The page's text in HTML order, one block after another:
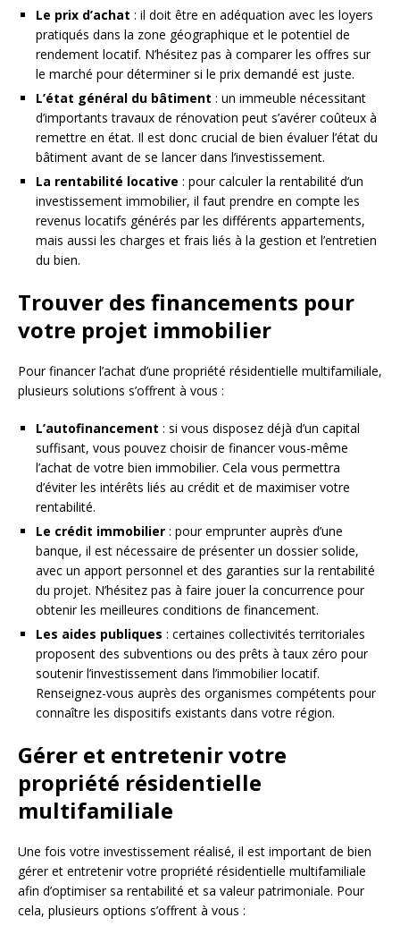
Le prix d’achat : il doit être en adéquation avec les loyers
pratiqués dans la zone géographique et le potentiel de
rendement locatif. N’hésitez pas à comparer les offres sur
le marché pour déterminer si le prix demandé est juste.
L’état général du bâtiment : un immeuble nécessitant
d’importants travaux de rénovation peut s’avérer coûteux à
remettre en état. Il est donc crucial de bien évaluer l’état du
bâtiment avant de se lancer dans l’investissement.
La rentabilité locative : pour calculer la rentabilité d’un
investissement immobilier, il faut prendre en compte les
revenus locatifs générés par les différents appartements,
mais aussi les charges et frais liés à la gestion et l’entretien
du bien.
Trouver des financements pour
votre projet immobilier
Pour financer l’achat d’une propriété résidentielle multifamiliale,
plusieurs solutions s’offrent à vous :
L’autofinancement : si vous disposez déjà d’un capital
suffisant, vous pouvez choisir de financer vous-même
l’achat de votre bien immobilier. Cela vous permettra
d’éviter les intérêts liés au crédit et de maximiser votre
rentabilité.
Le crédit immobilier : pour emprunter auprès d’une
banque, il est nécessaire de présenter un dossier solide,
avec un apport personnel et des garanties sur la rentabilité
du projet. N’hésitez pas à faire jouer la concurrence pour
obtenir les meilleures conditions de financement.
Les aides publiques : certaines collectivités territoriales
proposent des subventions ou des prêts à taux zéro pour
soutenir l’investissement dans l’immobilier locatif.
Renseignez-vous auprès des organismes compétents pour
connaître les dispositifs existants dans votre région.
Gérer et entretenir votre
propriété résidentielle
multifamiliale
Une fois votre investissement réalisé, il est important de bien
gérer et entretenir votre propriété résidentielle multifamiliale
afin d’optimiser sa rentabilité et sa valeur patrimoniale. Pour
cela, plusieurs options s’offrent à vous :